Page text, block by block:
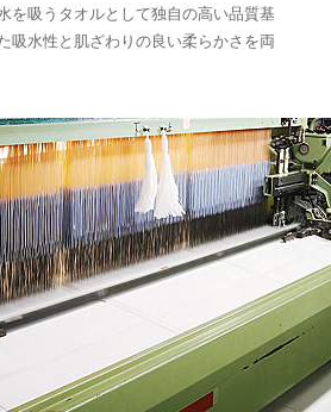
を吸うタオルとして独自の高い品質基
吸水性と肌ざわりの良い柔らかさを両